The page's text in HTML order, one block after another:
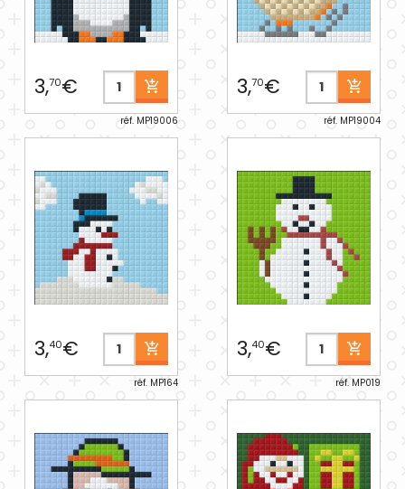
3,70€
réf. MP19006
3,70€
réf. MP19004
3,40€
réf. MP164
3,40€
réf. MP019